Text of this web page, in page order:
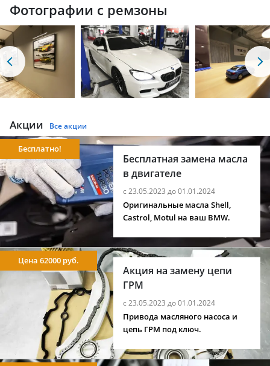
Фотографии с ремзоны
Акции Все акции
Бесплатная замена масла
в двигателе
с 23.05.2023 до 01.01.2024
Бесплатно!
Оригинальные масла Shell,
Castrol, Motul на ваш BMW.
Акция на замену цепи
ГРМ
с 23.05.2023 до 01.01.2024
Цена 62000 руб.
Привода масляного насоса и
цепь ГРМ под ключ.